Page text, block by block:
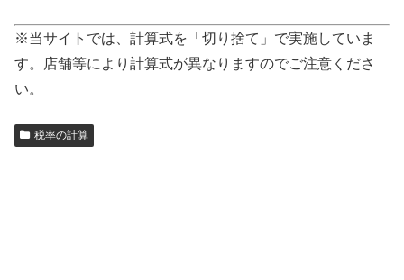
※当サイトでは、計算式を「切り捨て」で実施していま
す。店舗等により計算式が異なりますのでご注意くださ
い。
税率の計算